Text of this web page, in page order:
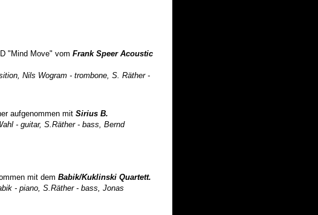
"Mind Move" vom Frank Speer Acoustic
Nils Wogram - trombone, S. Räther -
aufgenommen mit Sirius B.
- guitar, S.Räther - bass, Bernd
mit dem Babik/Kuklinski Quartett.
- piano, S.Räther - bass, Jonas